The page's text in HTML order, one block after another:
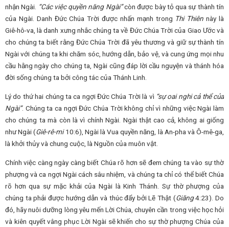
nhận Ngài. “Các việc quyền năng Ngài”còn được bày tỏ qua sự thành tín
của Ngài. Danh Đức Chúa Trời được nhấn mạnh trong Thi Thiên này là
Giê-hô-va, là danh xưng nhắc chúng ta về Đức Chúa Trời của Giao Ước và
cho chúng ta biết rằng Đức Chúa Trời đã yêu thương và giữ sự thành tín
Ngài với chúng ta khi chăm sóc, hướng dẫn, bảo vệ, và cung ứng mọi nhu
cầu hằng ngày cho chúng ta, Ngài cũng đáp lời cầu nguyện và thánh hóa
đời sống chúng ta bởi công tác của Thánh Linh.
Lý do thứ hai chúng ta ca ngợi Đức Chúa Trời là vì “sự oai nghi cả thể của
Ngài”. Chúng ta ca ngợi Đức Chúa Trời không chỉ vì những việc Ngài làm
cho chúng ta mà còn là vì chính Ngài. Ngài thật cao cả, không ai giống
như Ngài (Giê-rê-mi10:6), Ngài là Vua quyền năng, là An-pha và Ô-mê-ga,
là khởi thủy và chung cuộc, là Nguồn của muôn vật.
Chính việc càng ngày càng biết Chúa rõ hơn sẽ đem chúng ta vào sự thờ
phượng và ca ngợi Ngài cách sâu nhiệm, và chúng ta chỉ có thể biết Chúa
rõ hơn qua sự mặc khải của Ngài là Kinh Thánh. Sự thờ phượng của
chúng ta phải được hướng dẫn và thúc đẩy bởi Lẽ Thật (Giăng4:23). Do
đó, hãy nuôi dưỡng lòng yêu mến Lời Chúa, chuyên cần trong việc học hỏi
và kiên quyết vâng phục Lời Ngài sẽ khiến cho sự thờ phượng Chúa của